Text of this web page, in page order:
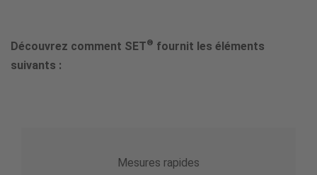
Découvrez comment SET® fournit les éléments
suivants :
Mesures rapides